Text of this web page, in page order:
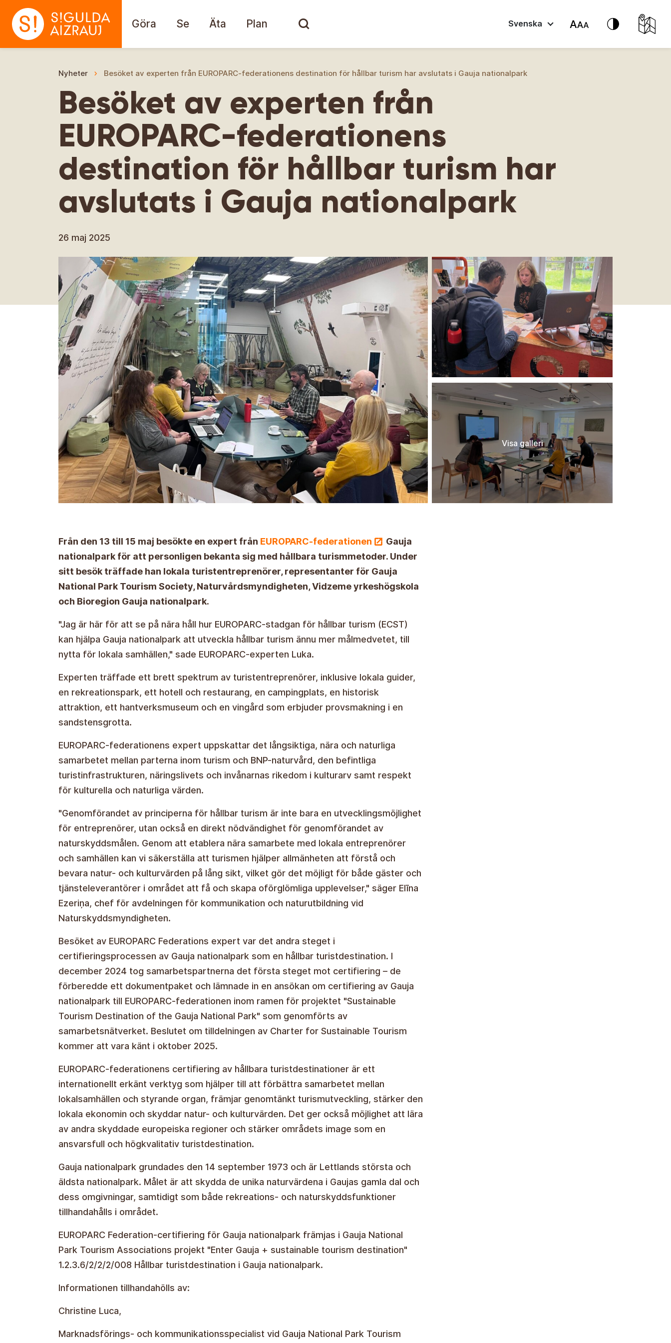
Göra Se Äta Plan Svenska
Nyheter Besöket av experten från EUROPARC-federationens destination för hållbar turism har avslutats i Gauja nationalpark
Besöket av experten från
EUROPARC-federationens
destination för hållbar turism har
avslutats i Gauja nationalpark
26 maj 2025
Visa galleri
Från den 13 till 15 maj besökte en expert från EUROPARC-federationen
Gauja
nationalpark för att personligen bekanta sig med hållbara turismmetoder. Under
sitt besök träffade han lokala turistentreprenörer, representanter för Gauja
National Park Tourism Society, Naturvårdsmyndigheten, Vidzeme yrkeshögskola
och Bioregion Gauja nationalpark.
"Jag är här för att se på nära håll hur EUROPARC-stadgan för hållbar turism (ECST)
kan hjälpa Gauja nationalpark att utveckla hållbar turism ännu mer målmedvetet, till
nytta för lokala samhällen," sade EUROPARC-experten Luka.
Experten träffade ett brett spektrum av turistentreprenörer, inklusive lokala guider,
en rekreationspark, ett hotell och restaurang, en campingplats, en historisk
attraktion, ett hantverksmuseum och en vingård som erbjuder provsmakning i en
sandstensgrotta.
EUROPARC-federationens expert uppskattar det långsiktiga, nära och naturliga
samarbetet mellan parterna inom turism och BNP-naturvård, den befintliga
turistinfrastrukturen, näringslivets och invånarnas rikedom i kulturarv samt respekt
för kulturella och naturliga värden.
"Genomförandet av principerna för hållbar turism är inte bara en utvecklingsmöjlighet
för entreprenörer, utan också en direkt nödvändighet för genomförandet av
naturskyddsmålen. Genom att etablera nära samarbete med lokala entreprenörer
och samhällen kan vi säkerställa att turismen hjälper allmänheten att förstå och
bevara natur- och kulturvärden på lång sikt, vilket gör det möjligt för både gäster och
tjänsteleverantörer i området att få och skapa oförglömliga upplevelser," säger Elīna
Ezeriņa, chef för avdelningen för kommunikation och naturutbildning vid
Naturskyddsmyndigheten.
Besöket av EUROPARC Federations expert var det andra steget i
certifieringsprocessen av Gauja nationalpark som en hållbar turistdestination. I
december 2024 tog samarbetspartnerna det första steget mot certifiering – de
förberedde ett dokumentpaket och lämnade in en ansökan om certifiering av Gauja
nationalpark till EUROPARC-federationen inom ramen för projektet "Sustainable
Tourism Destination of the Gauja National Park" som genomförts av
samarbetsnätverket. Beslutet om tilldelningen av Charter for Sustainable Tourism
kommer att vara känt i oktober 2025.
EUROPARC-federationens certifiering av hållbara turistdestinationer är ett
internationellt erkänt verktyg som hjälper till att förbättra samarbetet mellan
lokalsamhällen och styrande organ, främjar genomtänkt turismutveckling, stärker den
lokala ekonomin och skyddar natur- och kulturvärden. Det ger också möjlighet att lära
av andra skyddade europeiska regioner och stärker områdets image som en
ansvarsfull och högkvalitativ turistdestination.
Gauja nationalpark grundades den 14 september 1973 och är Lettlands största och
äldsta nationalpark. Målet är att skydda de unika naturvärdena i Gaujas gamla dal och
dess omgivningar, samtidigt som både rekreations- och naturskyddsfunktioner
tillhandahålls i området.
EUROPARC Federation-certifiering för Gauja nationalpark främjas i Gauja National
Park Tourism Associations projekt "Enter Gauja + sustainable tourism destination"
1.2.3.6/2/2/2/008 Hållbar turistdestination i Gauja nationalpark.
Informationen tillhandahölls av:
Christine Luca,
Marknadsförings- och kommunikationsspecialist vid Gauja National Park Tourism